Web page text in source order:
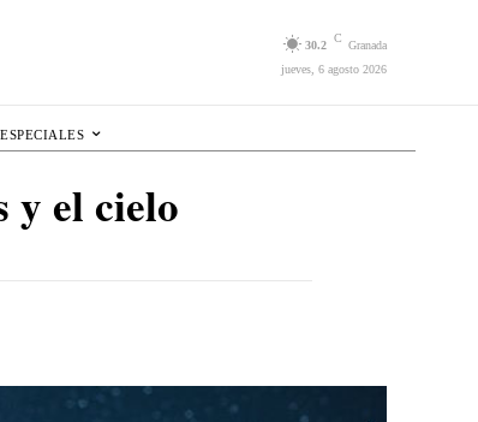
30.2
C
Granada
jueves, 6 agosto 2026
ESPECIALES
y el cielo